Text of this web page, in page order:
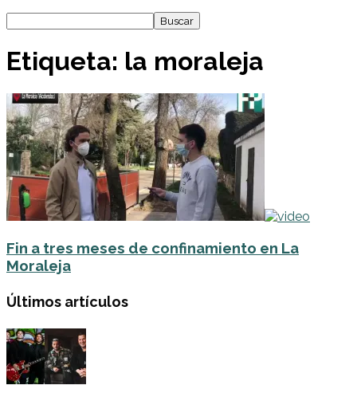
Etiqueta: la moraleja
Fin a tres meses de confinamiento en La
Moraleja
Últimos artículos